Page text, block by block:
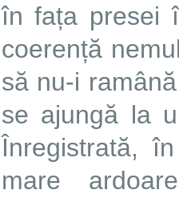
în fața presei
coerență
să nu-i
se ajungă la
Înregistrată,
mare